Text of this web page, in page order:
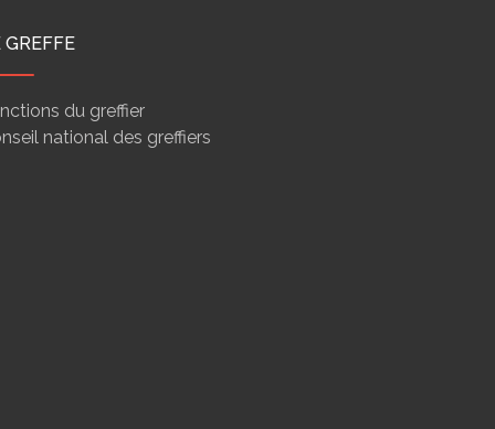
GREFFE
du greffier
national des greffiers